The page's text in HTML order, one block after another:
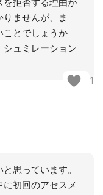
ませんが、ま
ことでしょうか
シュミレーション
1
思っています。
初回のアセスメ